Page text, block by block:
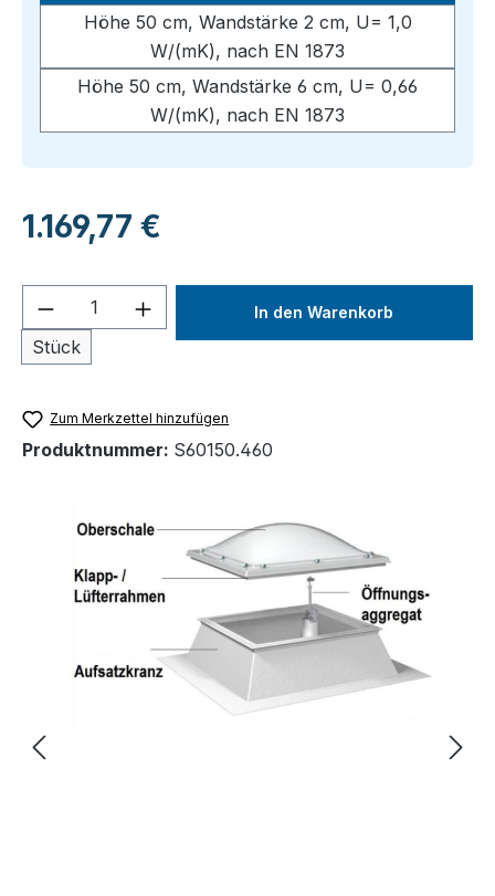
Höhe 50 cm, Wandstärke 2 cm, U= 1,0
W/(mK), nach EN 1873
Höhe 50 cm, Wandstärke 6 cm, U= 0,66
W/(mK), nach EN 1873
Regulärer Preis:
1.169,77 €
Produkt Anzahl: Gib den
Stück
In den Warenkorb
Zum Merkzettel hinzufügen
Produktnummer: S60150.460